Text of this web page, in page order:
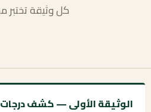
كل وثيقة تختبر
الوثيقة الأولى — كشف درجات Someplace College